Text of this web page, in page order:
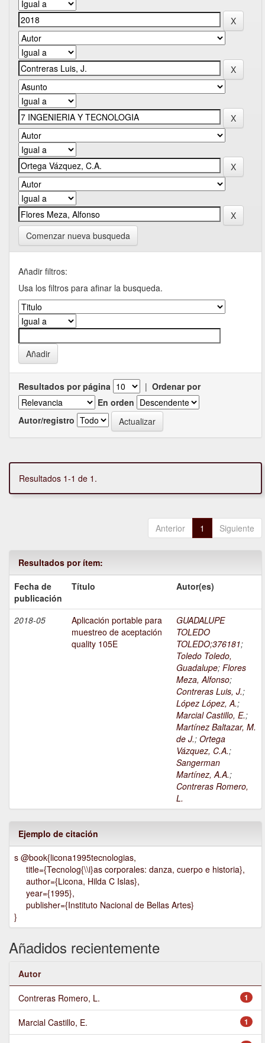
Comenzar nueva busqueda
Añadir filtros:
Usa los filtros para afinar la busqueda.
Resultados por página | Ordenar por
En orden
Autor/registro
Resultados 1-1 de 1.
Anterior 1 Siguiente
Resultados por ítem:
Fecha de
publicación
Título Autor(es)
2018-05
Aplicación portable para
muestreo de aceptación
quality 105E
GUADALUPE
TOLEDO
TOLEDO;376181;
Toledo Toledo,
Guadalupe; Flores
Meza, Alfonso;
Contreras Luis, J.;
López López, A.;
Marcial Castillo, E.;
Martínez Baltazar, M.
de J.; Ortega
Vázquez, C.A.;
Sangerman
Martínez, A.A.;
Contreras Romero,
L.
Ejemplo de citación
s @book{licona1995tecnologias,
title={Tecnolog{\\i}as corporales: danza, cuerpo e historia},
author={Licona, Hilda C Islas},
year={1995},
publisher={Instituto Nacional de Bellas Artes}
}
Añadidos recientemente
Autor
1
Contreras Romero, L.
1
Marcial Castillo, E.